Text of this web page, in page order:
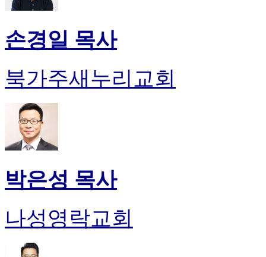
손경일 목사
북가주새누리교회
박은성 목사
나성영락교회